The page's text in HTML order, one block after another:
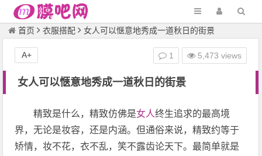
首页 衣服搭配 女人可以惬意地秀成一道秋日的街景
女人可以惬意地秀成一道秋日的街景
1 5,473 views
A+
精致是什么，精致仿佛是女人终生追求的最高境
界，无论是妆容，还是内涵。但通俗来说，精致约等于
矫情，妆不花，衣不乱，笑不露齿论天下。最简单就是